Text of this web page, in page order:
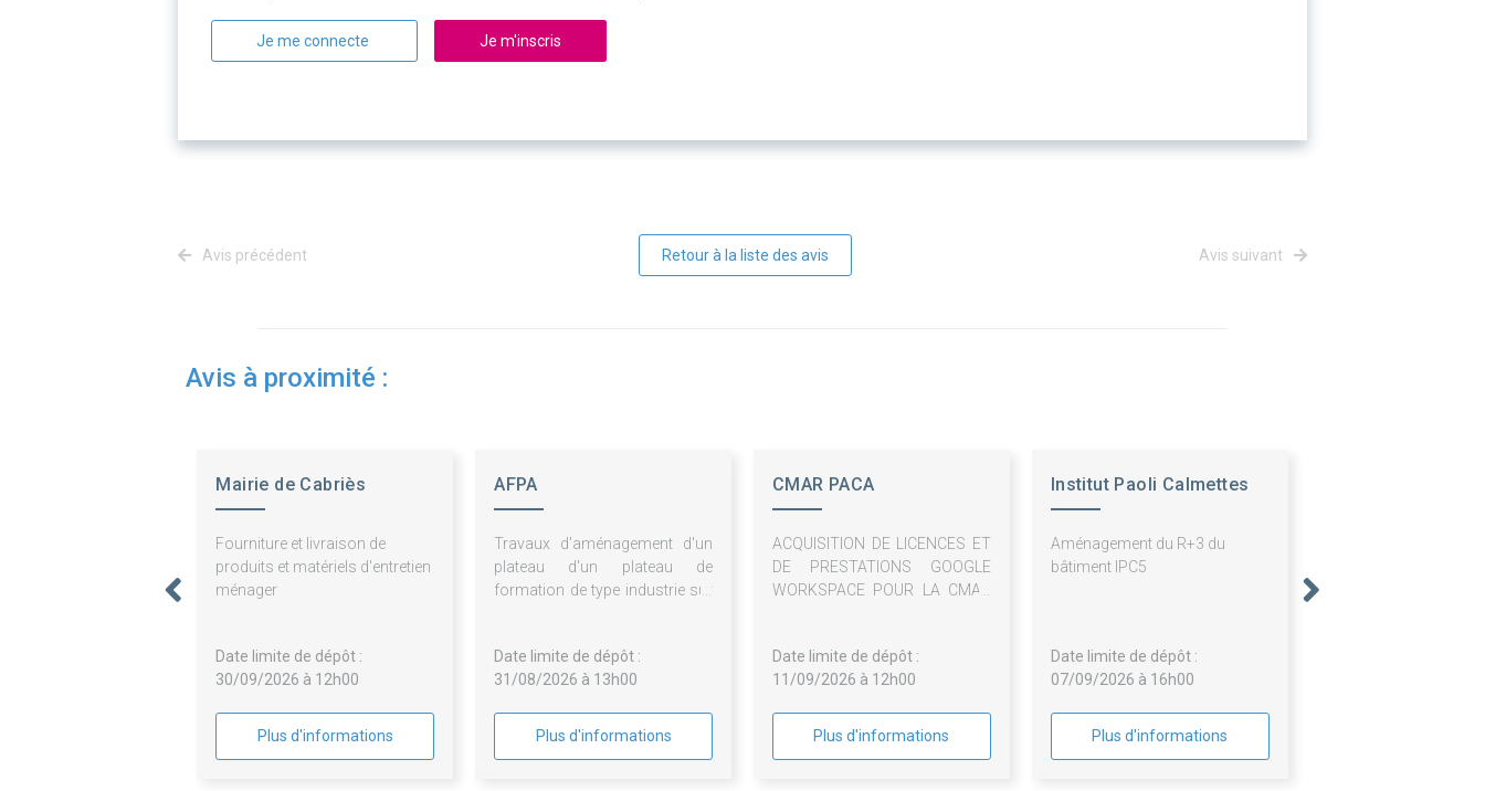
Je me connecte Je m'inscris
Avis précédent Retour à la liste des avis Avis suivant
Avis à proximité :
Mairie de Cabriès
Fourniture et livraison de
produits et matériels d'entretien
ménager
Date limite de dépôt :
30/09/2026 à 12h00
Plus d'informations
AFPA
Travaux d'aménagement d'un
plateau d'un plateau de
formation de type industrie sur
Date limite de dépôt :
31/08/2026 à 13h00
Plus d'informations
CMAR PACA
ACQUISITION DE LICENCES ET
DE PRESTATIONS GOOGLE
WORKSPACE POUR LA CMAR
Date limite de dépôt :
11/09/2026 à 12h00
Plus d'informations
Institut Paoli Calmettes
Aménagement du R+3 du
bâtiment IPC5
Date limite de dépôt :
07/09/2026 à 16h00
Plus d'informations